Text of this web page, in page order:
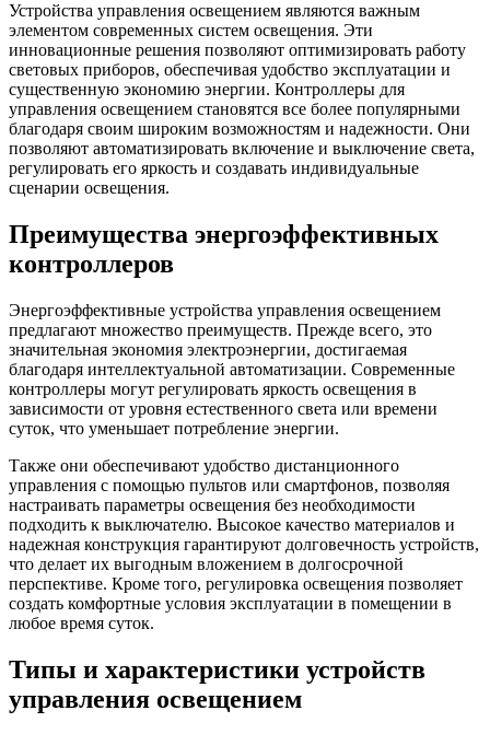
Устройства управления освещением являются важным
элементом современных систем освещения. Эти
инновационные решения позволяют оптимизировать работу
световых приборов, обеспечивая удобство эксплуатации и
существенную экономию энергии. Контроллеры для
управления освещением становятся все более популярными
благодаря своим широким возможностям и надежности. Они
позволяют автоматизировать включение и выключение света,
регулировать его яркость и создавать индивидуальные
сценарии освещения.
Преимущества энергоэффективных
контроллеров
Энергоэффективные устройства управления освещением
предлагают множество преимуществ. Прежде всего, это
значительная экономия электроэнергии, достигаемая
благодаря интеллектуальной автоматизации. Современные
контроллеры могут регулировать яркость освещения в
зависимости от уровня естественного света или времени
суток, что уменьшает потребление энергии.
Также они обеспечивают удобство дистанционного
управления с помощью пультов или смартфонов, позволяя
настраивать параметры освещения без необходимости
подходить к выключателю. Высокое качество материалов и
надежная конструкция гарантируют долговечность устройств,
что делает их выгодным вложением в долгосрочной
перспективе. Кроме того, регулировка освещения позволяет
создать комфортные условия эксплуатации в помещении в
любое время суток.
Типы и характеристики устройств
управления освещением